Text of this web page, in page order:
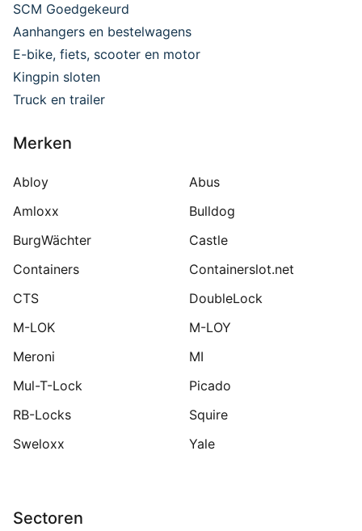
SCM Goedgekeurd
Aanhangers en bestelwagens
E-bike, fiets, scooter en motor
Kingpin sloten
Truck en trailer
Merken
Abloy
Abus
Amloxx
Bulldog
BurgWächter
Castle
Containers
Containerslot.net
CTS
DoubleLock
M-LOK
M-LOY
Meroni
MI
Mul-T-Lock
Picado
RB-Locks
Squire
Sweloxx
Yale
Sectoren